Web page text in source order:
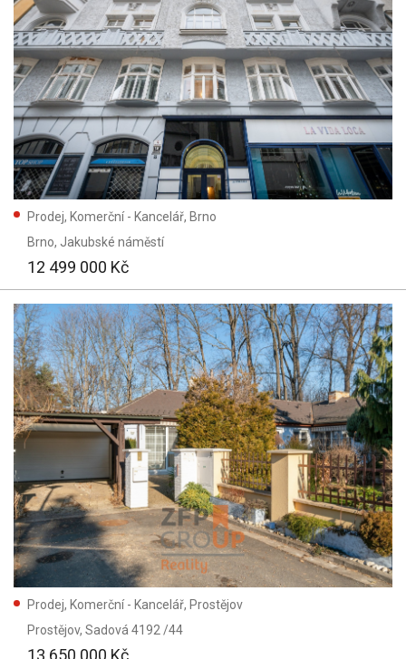
Prodej, Komerční - Kancelář, Brno
Brno, Jakubské náměstí
12 499 000 Kč
Prodej, Komerční - Kancelář, Prostějov
Prostějov, Sadová 4192 /44
13 650 000 Kč